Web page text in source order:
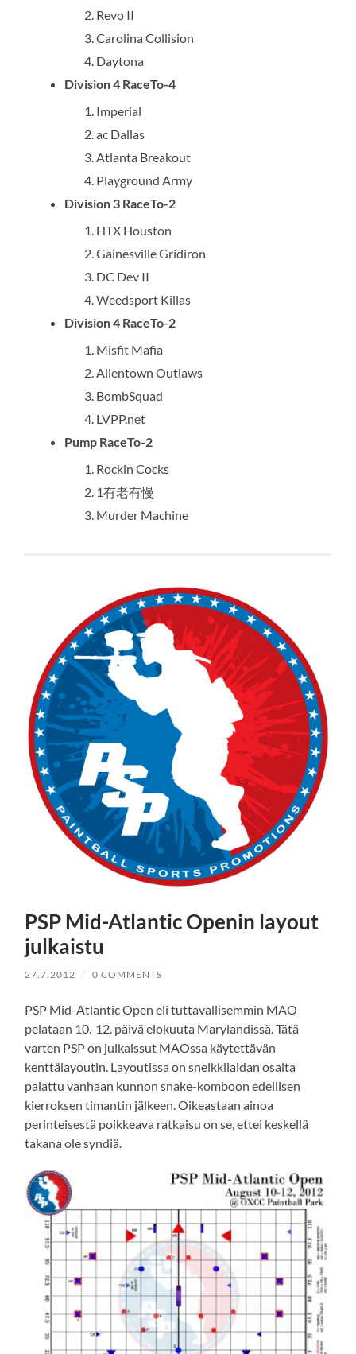
Revo II
Carolina Collision
Daytona
Division 4 RaceTo-4
Imperial
ac Dallas
Atlanta Breakout
Playground Army
Division 3 RaceTo-2
HTX Houston
Gainesville Gridiron
DC Dev II
Weedsport Killas
Division 4 RaceTo-2
Misfit Mafia
Allentown Outlaws
BombSquad
LVPP.net
Pump RaceTo-2
Rockin Cocks
1有老有慢
Murder Machine
PSP Mid-Atlantic Openin layout
julkaistu
27.7.2012 / 0 COMMENTS
PSP Mid-Atlantic Open eli tuttavallisemmin MAO
pelataan 10.-12. päivä elokuuta Marylandissä. Tätä
varten PSP on julkaissut MAOssa käytettävän
kenttälayoutin. Layoutissa on sneikkilaidan osalta
palattu vanhaan kunnon snake-komboon edellisen
kierroksen timantin jälkeen. Oikeastaan ainoa
perinteisestä poikkeava ratkaisu on se, ettei keskellä
takana ole syndiä.